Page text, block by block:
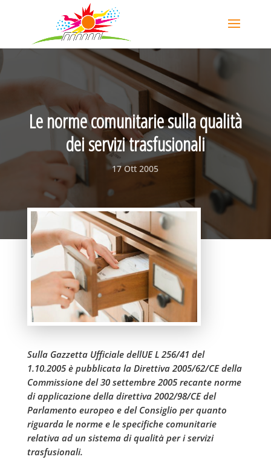
Le norme comunitarie sulla qualità
dei servizi trasfusionali
17 Ott 2005
Sulla Gazzetta Ufficiale dellUE L 256/41 del
1.10.2005 è pubblicata la Direttiva 2005/62/CE della
Commissione del 30 settembre 2005 recante norme
di applicazione della direttiva 2002/98/CE del
Parlamento europeo e del Consiglio per quanto
riguarda le norme e le specifiche comunitarie
relativa ad un sistema di qualità per i servizi
trasfusionali.